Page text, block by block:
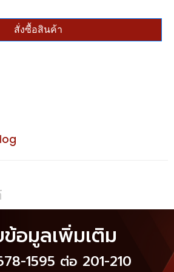
สั่งซื้อสินค้า
อมูลเพิ่มเติม
1595 ต่อ 201-210